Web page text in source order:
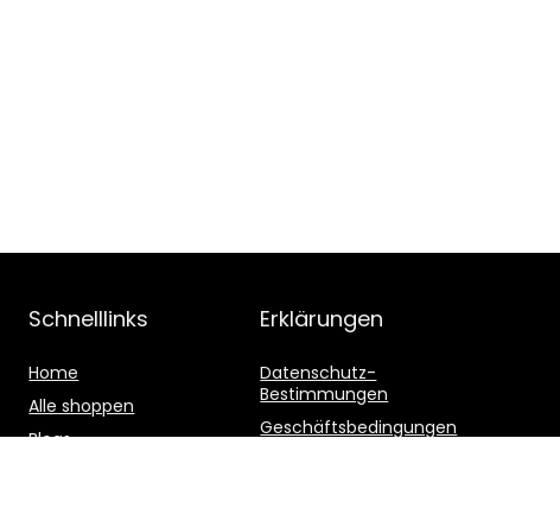
Schnelllinks
Home
Alle shoppen
Blogs
Erklärungen
Datenschutz-
Bestimmungen
Geschäftsbedingungen